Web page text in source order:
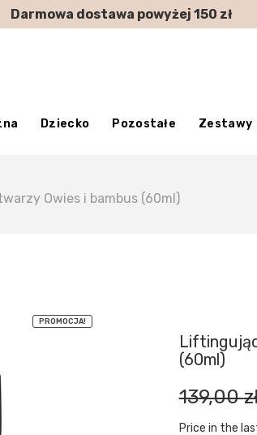
Darmowa dostawa powyżej 150 zł
Dziecko Pozostałe Zestawy
Owies i bambus (60ml)
PROMOCJA!
(60ml)
139,00
Price in the